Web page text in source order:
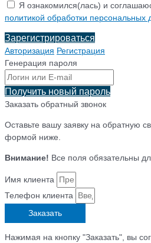
Я ознакомился(лась) и
политикой обработки персональных
Зарегистрироваться
Авторизация Регистрация
Генерация пароля
Получить новый пароль
Заказать обратный звонок
Оставьте вашу заявку на обратную
формой ниже.
Внимание! Все поля обязательны
Имя клиента
Телефон клиента
Заказать
Нажимая на кнопку "Заказать", вы